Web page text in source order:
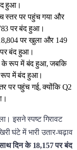
हुआ।
स्तर पर पहुंच गया और
पर बंद हुआ।
पर खुला और 149
बंद हुआ।
के रूप में बंद हुआ, जबकि
रूप में बंद हुआ।
पर पहुंच गई, क्योंकि Q2
इसने स्पष्ट गिरावट
घंटे में भारी उतार-चढ़ाव
दिन के 18,157 पर बंद